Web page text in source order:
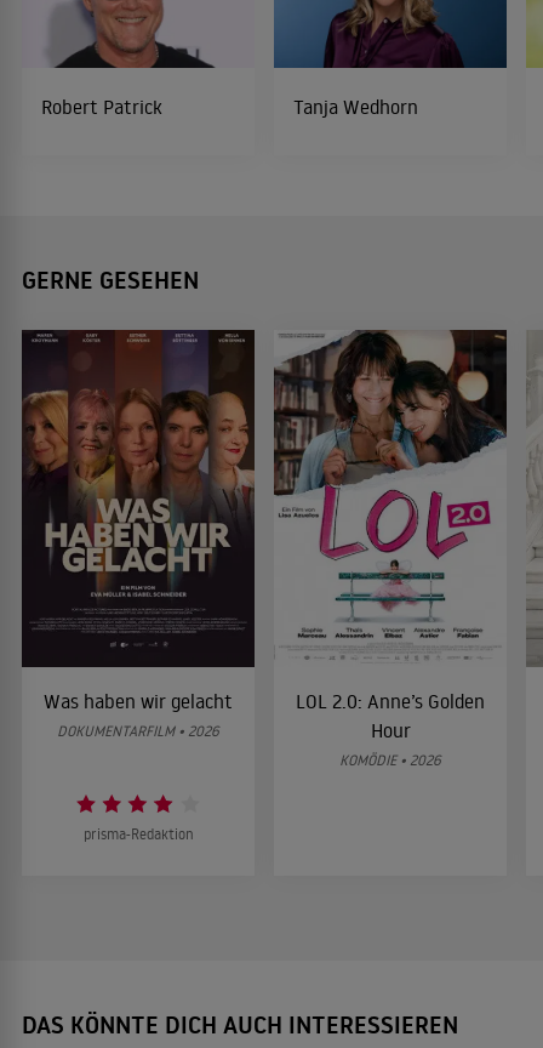
Robert Patrick Tanja Wedhorn
GERNE GESEHEN
Was haben wir gelacht
DOKUMENTARFILM • 2026
prisma-Redaktion
LOL 2.0: Anne’s Golden
Hour
KOMÖDIE • 2026
DAS KÖNNTE DICH AUCH INTERESSIEREN